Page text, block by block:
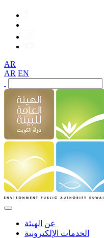
AR
AR EN
عن الهيئة
الخدمات الإلكترونية